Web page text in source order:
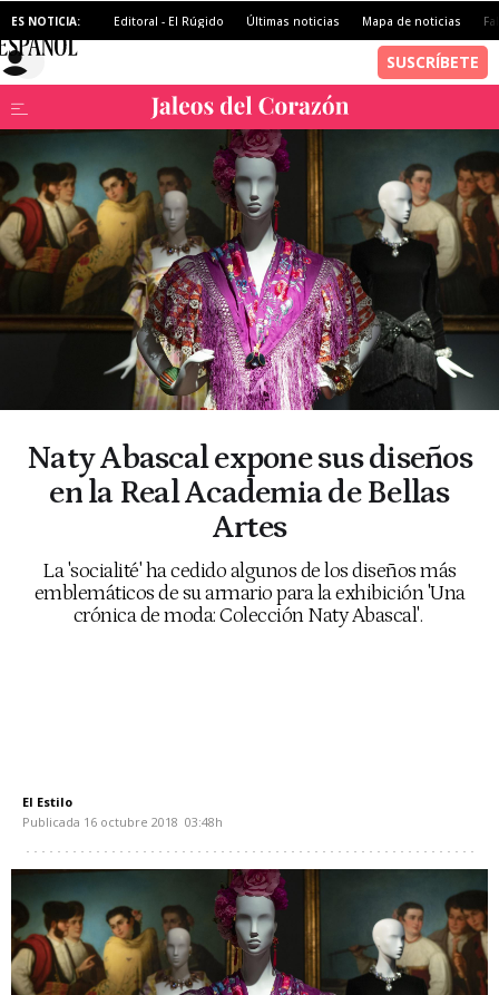
ES NOTICIA: Editoral - El Rúgido Últimas noticias Mapa de noticias
Naty Abascal expone sus diseños
en la Real Academia de Bellas
Artes
La 'socialité' ha cedido algunos de los diseños más
emblemáticos de su armario para la exhibición 'Una
crónica de moda: Colección Naty Abascal'.
El Estilo
Publicada 16 octubre 2018 03:48h